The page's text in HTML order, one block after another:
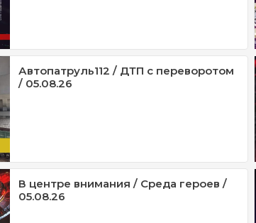
Автопатруль112 / ДТП с переворотом
/ 05.08.26
В центре внимания / Среда героев /
05.08.26